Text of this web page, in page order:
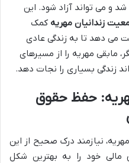
و می تواند آزاد شود. این
زندانیان مهریه کمک
می دهد تا به زندگی عادی
مابقی مهریه را از مسیرهای
زندگی بسیاری را نجات دهد.
حفظ حقوق
نیازمند درک صحیح از این
مالی خود را به بهترین شکل